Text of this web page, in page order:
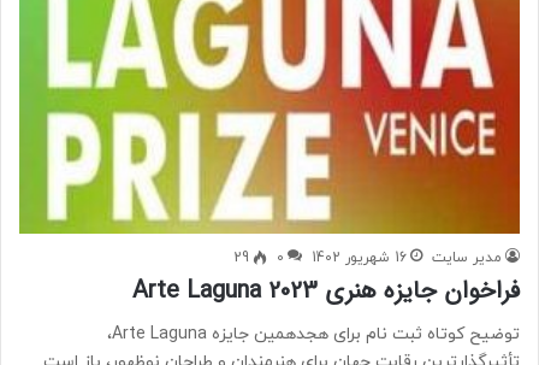
مدیر سایت 16 شهریور 1402 0
29
فراخوان جایزه هنری Arte Laguna 2023
توضیح کوتاه ثبت نام برای هجدهمین جایزه Arte Laguna،